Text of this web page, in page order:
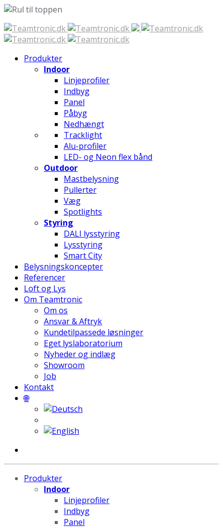
Spring
til
Produkter
Indoor
Linjeprofiler
Indbyg
Panel
Påbyg
Nedhængt
Tracklight
Alu-profiler
LED- og Neon flex bånd
Outdoor
Mastbelysning
Pullerter
Væg
Spotlights
Styring
DALI lysstyring
Lysstyring
Smart City
Belysningskoncepter
Referencer
Loft og Lys
Om Teamtronic
Om os
Ansvar & Aftryk
Kundetilpassede løsninger
Eget lyslaboratorium
Nyheder og indlæg
Showroom
Job
Kontakt
🌐
Produkter
Indoor
Linjeprofiler
Indbyg
Panel